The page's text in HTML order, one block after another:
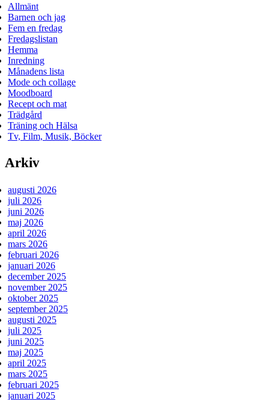
Allmänt
Barnen och jag
Fem en fredag
Fredagslistan
Hemma
Inredning
Månadens lista
Mode och collage
Moodboard
Recept och mat
Trädgård
Träning och Hälsa
Tv, Film, Musik, Böcker
Arkiv
augusti 2026
juli 2026
juni 2026
maj 2026
april 2026
mars 2026
februari 2026
januari 2026
december 2025
november 2025
oktober 2025
september 2025
augusti 2025
juli 2025
juni 2025
maj 2025
april 2025
mars 2025
februari 2025
januari 2025